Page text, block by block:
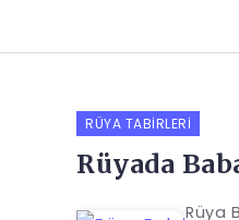
RÜYA TABIRLERI
Rüyada
Rüya